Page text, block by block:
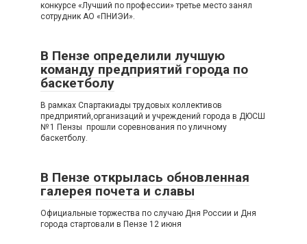
конкурсе «Лучший по профессии» третье место занял
сотрудник АО «ПНИЭИ».
В Пензе определили лучшую
команду предприятий города по
баскетболу
В рамках Спартакиады трудовых коллективов
предприятий,организаций и учреждений города в ДЮСШ
№ 1 Пензы прошли соревнования по уличному
баскетболу.
В Пензе открылась обновленная
галерея почета и славы
Официальные торжества по случаю Дня России и Дня
города стартовали в Пензе 12 июня